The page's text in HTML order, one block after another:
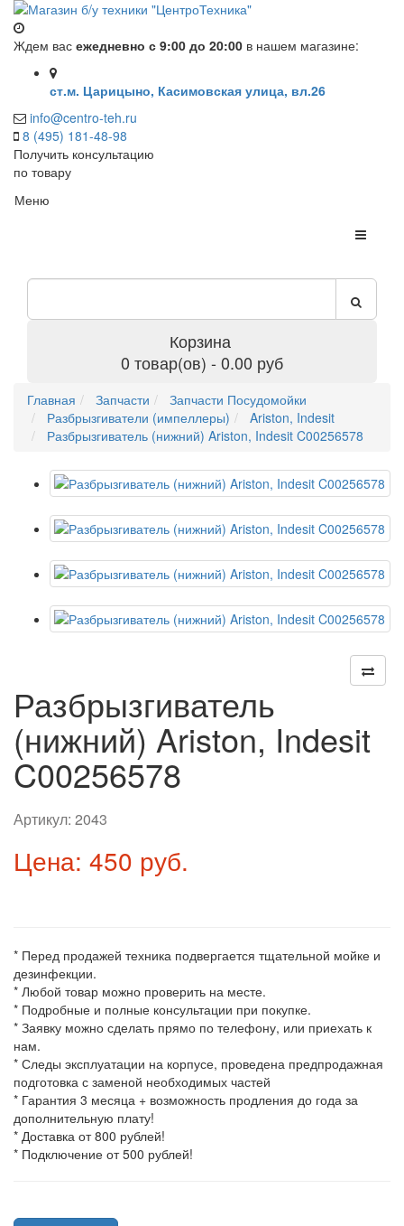
Ждем вас ежедневно с 9:00 до 20:00 в нашем магазине:
ст.м. Царицыно, Касимовская улица, вл.26
info@centro-teh.ru
8 (495) 181-48-98
Получить консультацию
по товару
Меню
Корзина
0 товар(ов) - 0.00 руб
Главная Запчасти
Запчасти Посудомойки
Разбрызгиватели (импеллеры)
Ariston, Indesit
Разбрызгиватель (нижний) Ariston, Indesit C00256578
Разбрызгиватель
(нижний) Ariston, Indesit
C00256578
Артикул: 2043
Цена: 450 руб.
* Перед продажей техника подвергается тщательной мойке и
дезинфекции.
* Любой товар можно проверить на месте.
* Подробные и полные консультации при покупке.
* Заявку можно сделать прямо по телефону, или приехать к
нам.
* Следы эксплуатации на корпусе, проведена предпродажная
подготовка с заменой необходимых частей
* Гарантия 3 месяца + возможность продления до года за
дополнительную плату!
* Доставка от 800 рублей!
* Подключение от 500 рублей!